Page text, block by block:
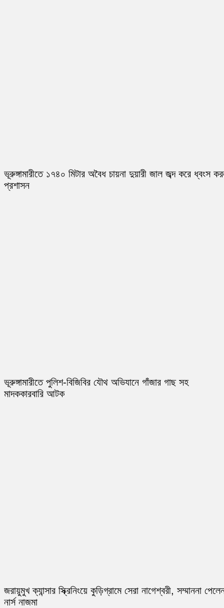
ভূরুঙ্গামারীতে ১৭৪০ মিটার অবৈধ চায়না দুয়ারী জাল জব্দ করে ধ্বংস
প্রশাসন
ভূরুঙ্গামারীতে পুলিশ-বিজিবির যৌথ অভিযানে গাঁজার গাছ সহ
মাদককারবারি আটক
জরায়ুমুখ ক্যান্সার স্ক্রিনিংয়ে কুড়িগ্রামে সেরা নাগেশ্বরী, সম্মাননা
নার্স নাজমা